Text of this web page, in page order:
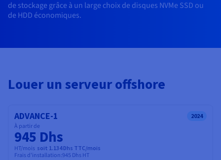
Documentation
Roadmap & Changelog
Roadmap & Changelog
de stockage grâce à un large choix de disques NVMe SSD ou
de HDD économiques.
Louer un serveur offshore
ADVANCE-1 2024
À partir de
945 Dhs
HT/mois soit 1.134 Dhs TTC/mois
Frais d'installation:945 DhsHT